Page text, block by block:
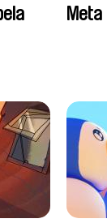
Meta